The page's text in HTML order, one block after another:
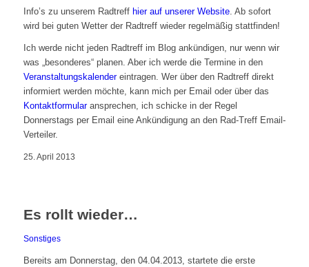
Info’s zu unserem Radtreff hier auf unserer Website. Ab sofort
wird bei guten Wetter der Radtreff wieder regelmäßig stattfinden!
Ich werde nicht jeden Radtreff im Blog ankündigen, nur wenn wir
was „besonderes“ planen. Aber ich werde die Termine in den
Veranstaltungskalendereintragen. Wer über den Radtreff direkt
informiert werden möchte, kann mich per Email oder über das
Kontaktformular ansprechen, ich schicke in der Regel
Donnerstags per Email eine Ankündigung an den Rad-Treff Email-
Verteiler.
25. April 2013
Es rollt wieder…
Sonstiges
Bereits am Donnerstag, den 04.04.2013, startete die erste